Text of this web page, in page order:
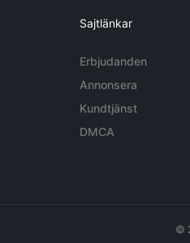
Sajtlänkar
Erbjudanden
Annonsera
Kundtjänst
DMCA
©